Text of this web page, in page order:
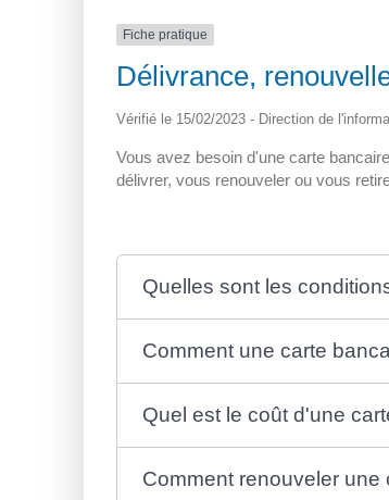
Fiche pratique
Délivrance,
Vérifié le 15/02/2023 - Direction de
Vous avez besoin d'une carte
délivrer, vous renouveler ou vous
Quelles sont les
Comment une carte
Quel est le coût d'une
Comment renouveler une